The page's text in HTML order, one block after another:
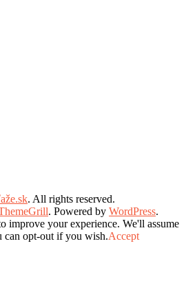
. All rights reserved.
. Powered by WordPress.
improve your experience. We'll assume
can opt-out if you wish.Accept